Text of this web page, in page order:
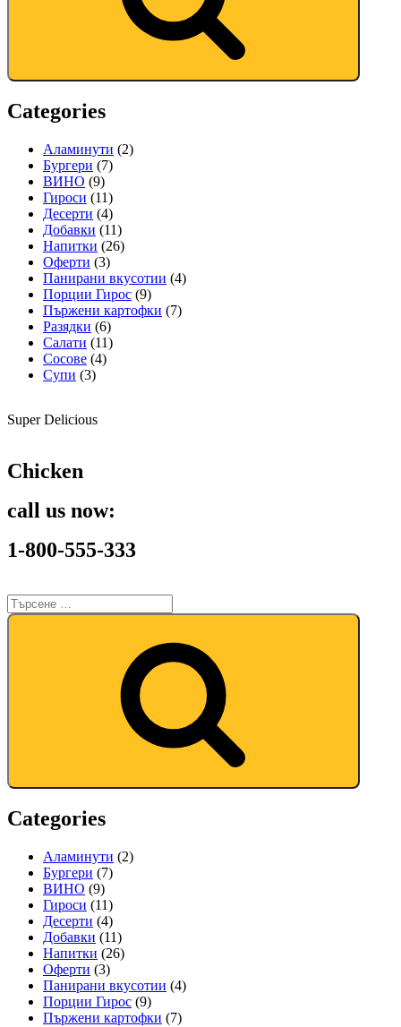
Categories
Аламинути (2)
Бургери (7)
ВИНО (9)
Гироси (11)
Десерти (4)
Добавки (11)
Напитки (26)
Оферти (3)
Панирани вкусотии (4)
Порции Гирос (9)
Пържени картофки (7)
Разядки (6)
Салати (11)
Сосове (4)
Супи (3)
Super Delicious
Chicken
call us now:
1-800-555-333
Categories
Аламинути (2)
Бургери (7)
ВИНО (9)
Гироси (11)
Десерти (4)
Добавки (11)
Напитки (26)
Оферти (3)
Панирани вкусотии (4)
Порции Гирос (9)
Пържени картофки (7)